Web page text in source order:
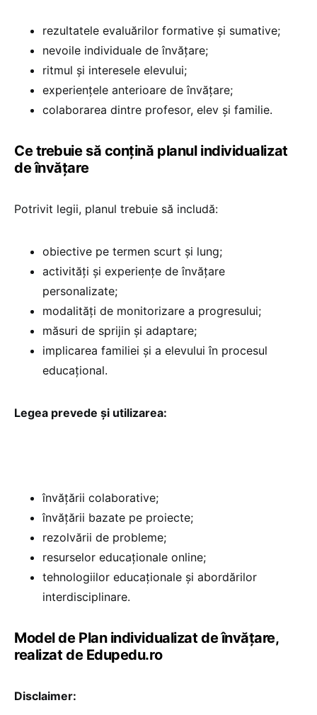
rezultatele evaluărilor formative și sumative;
nevoile individuale de învățare;
ritmul și interesele elevului;
experiențele anterioare de învățare;
colaborarea dintre profesor, elev și familie.
Ce trebuie să conțină planul individualizat
de învățare
Potrivit legii, planul trebuie să includă:
obiective pe termen scurt și lung;
activități și experiențe de învățare
personalizate;
modalități de monitorizare a progresului;
măsuri de sprijin și adaptare;
implicarea familiei și a elevului în procesul
educațional.
Legea prevede și utilizarea:
învățării colaborative;
învățării bazate pe proiecte;
rezolvării de probleme;
resurselor educaționale online;
tehnologiilor educaționale și abordărilor
interdisciplinare.
Model de Plan individualizat de învățare,
realizat de Edupedu.ro
Disclaimer: